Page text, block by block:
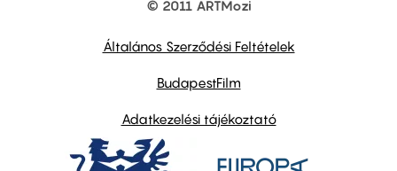
© 2011 ARTMozi
Általános Szerződési Feltételek
BudapestFilm
Adatkezelési tájékoztató